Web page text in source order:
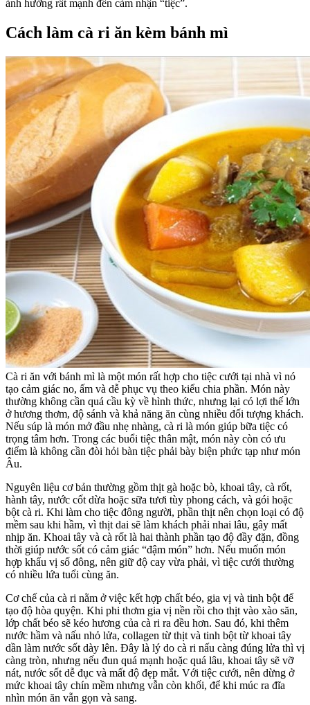
ảnh hưởng rất mạnh đến cảm nhận “tiệc”.
Cách làm cà ri ăn kèm bánh mì
Cà ri ăn với bánh mì là một món rất hợp cho tiệc cưới tại nhà vì nó
tạo cảm giác no, ấm và dễ phục vụ theo kiểu chia phần. Món này
thường không cần quá cầu kỳ về hình thức, nhưng lại có lợi thế lớn
ở hương thơm, độ sánh và khả năng ăn cùng nhiều đối tượng khách.
Nếu súp là món mở đầu nhẹ nhàng, cà ri là món giúp bữa tiệc có
trọng tâm hơn. Trong các buổi tiệc thân mật, món này còn có ưu
điểm là không cần đòi hỏi bàn tiệc phải bày biện phức tạp như món
Âu.
Nguyên liệu cơ bản thường gồm thịt gà hoặc bò, khoai tây, cà rốt,
hành tây, nước cốt dừa hoặc sữa tươi tùy phong cách, và gói hoặc
bột cà ri. Khi làm cho tiệc đông người, phần thịt nên chọn loại có độ
mềm sau khi hầm, vì thịt dai sẽ làm khách phải nhai lâu, gây mất
nhịp ăn. Khoai tây và cà rốt là hai thành phần tạo độ đầy đặn, đồng
thời giúp nước sốt có cảm giác “đậm món” hơn. Nếu muốn món
hợp khẩu vị số đông, nên giữ độ cay vừa phải, vì tiệc cưới thường
có nhiều lứa tuổi cùng ăn.
Cơ chế của cà ri nằm ở việc kết hợp chất béo, gia vị và tinh bột để
tạo độ hòa quyện. Khi phi thơm gia vị nền rồi cho thịt vào xào săn,
lớp chất béo sẽ kéo hương của cà ri ra đều hơn. Sau đó, khi thêm
nước hầm và nấu nhỏ lửa, collagen từ thịt và tinh bột từ khoai tây
dần làm nước sốt dày lên. Đây là lý do cà ri nấu càng đúng lửa thì vị
càng tròn, nhưng nếu đun quá mạnh hoặc quá lâu, khoai tây sẽ vỡ
nát, nước sốt dễ đục và mất độ đẹp mắt. Với tiệc cưới, nên dừng ở
mức khoai tây chín mềm nhưng vẫn còn khối, để khi múc ra đĩa
nhìn món ăn vẫn gọn và sang.